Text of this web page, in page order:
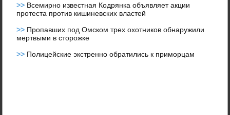
>> Всемирно известная Кодрянка объявляет акции
протеста против кишиневских властей
>> Пропавших под Омском трех охотников обнаружили
мертвыми в сторожке
>> Полицейские экстренно обратились к приморцам